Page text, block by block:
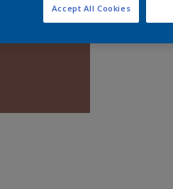
Accept All Cookies